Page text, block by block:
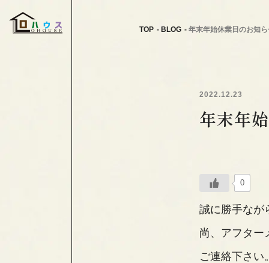
TOP BLOG 年末年始休業日のお知
2022.12.23
年末年
0
誠に勝手なが
尚、アフター
ご連絡下さい